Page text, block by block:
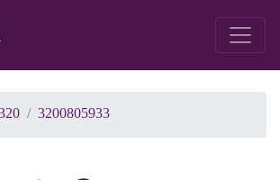
3200805933